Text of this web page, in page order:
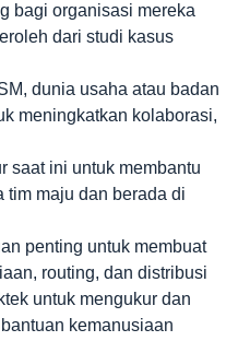
bagi organisasi mereka
dari studi kasus
dunia usaha atau badan
meningkatkan kolaborasi,
saat ini untuk membantu
tim maju dan berada di
penting untuk membuat
routing, dan distribusi
untuk mengukur dan
kemanusiaan